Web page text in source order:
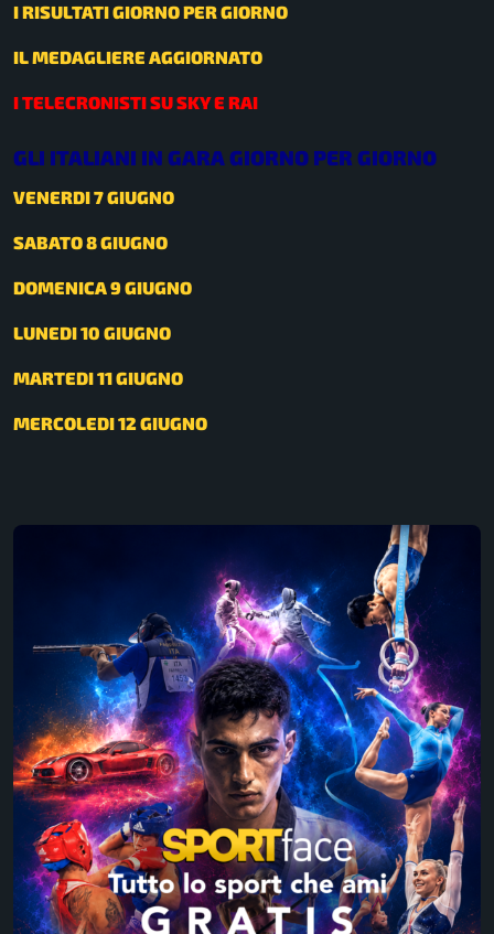
I RISULTATI GIORNO PER GIORNO
IL MEDAGLIERE AGGIORNATO
I TELECRONISTI SU SKY E RAI
GLI ITALIANI IN GARA GIORNO PER GIORNO
VENERDI 7 GIUGNO
SABATO 8 GIUGNO
DOMENICA 9 GIUGNO
LUNEDI 10 GIUGNO
MARTEDI 11 GIUGNO
MERCOLEDI 12 GIUGNO